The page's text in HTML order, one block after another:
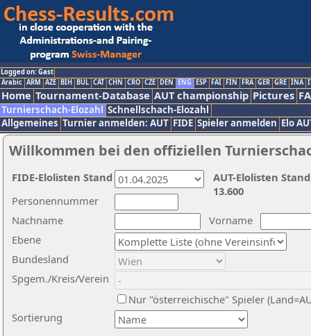
Logged on: Gast
Arabic ARM AZE BIH BUL CAT CHN CRO CZE DEN ENG ESP FAI FIN FRA GER GRE INA
Home Tournament-Database AUT championship Pictures
Turnierschach-Elozahl Schnellschach-Elozahl
Allgemeines Turnier anmelden: AUT FIDE Spieler anmelden Elo
Willkommen bei den offiziellen
Nachname
Vorname
Ebene
Sortierung
Personennummer
Bundesland
Spgem./Kreis/Verein
Nur "österreichische" Spieler
AUT-Elolisten
13.600
FIDE-Elolisten Stand